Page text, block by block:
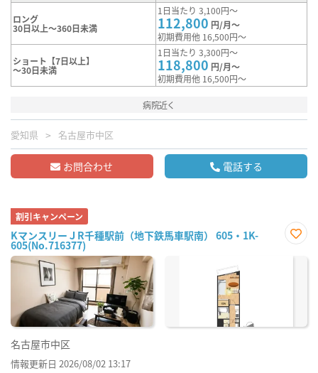
ロング
30日以上～360日未満
1日当たり 3,100円～
112,800 円/月～
初期費用他 16,500円～
ショート【7日以上】
～30日未満
1日当たり 3,300円～
118,800 円/月～
初期費用他 16,500円～
病院近く
愛知県 名古屋市中区
お問合わせ 電話する
割引キャンペーン
KマンスリーＪR千種駅前（地下鉄馬車駅南） 605・1K-
605(No.716377)
に入
名古屋市中区
情報更新日 2026/08/02 13:17